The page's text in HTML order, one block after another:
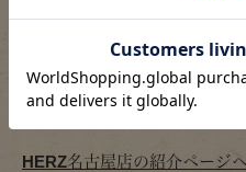
来年も皆様と元気にお会いで
す。良いお年を！
HERZ名古屋店の紹介ページへ